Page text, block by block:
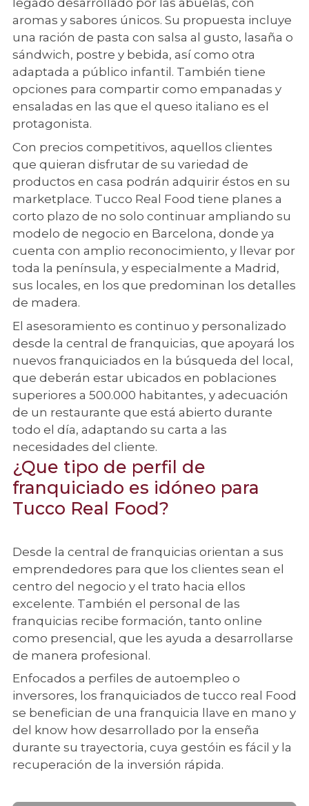
legado desarrollado por las abuelas, con
aromas y sabores únicos. Su propuesta incluye
una ración de pasta con salsa al gusto, lasaña o
sándwich, postre y bebida, así como otra
adaptada a público infantil. También tiene
opciones para compartir como empanadas y
ensaladas en las que el queso italiano es el
protagonista.
Con precios competitivos, aquellos clientes
que quieran disfrutar de su variedad de
productos en casa podrán adquirir éstos en su
marketplace. Tucco Real Food tiene planes a
corto plazo de no solo continuar ampliando su
modelo de negocio en Barcelona, donde ya
cuenta con amplio reconocimiento, y llevar por
toda la península, y especialmente a Madrid,
sus locales, en los que predominan los detalles
de madera.
El asesoramiento es continuo y personalizado
desde la central de franquicias, que apoyará los
nuevos franquiciados en la búsqueda del local,
que deberán estar ubicados en poblaciones
superiores a 500.000 habitantes, y adecuación
de un restaurante que está abierto durante
todo el día, adaptando su carta a las
necesidades del cliente.
¿Que tipo de perfil de
franquiciado es idóneo para
Tucco Real Food?
Desde la central de franquicias orientan a sus
emprendedores para que los clientes sean el
centro del negocio y el trato hacia ellos
excelente. También el personal de las
franquicias recibe formación, tanto online
como presencial, que les ayuda a desarrollarse
de manera profesional.
Enfocados a perfiles de autoempleo o
inversores, los franquiciados de tucco real Food
se benefician de una franquicia llave en mano y
del know how desarrollado por la enseña
durante su trayectoria, cuya gestóin es fácil y la
recuperación de la inversión rápida.